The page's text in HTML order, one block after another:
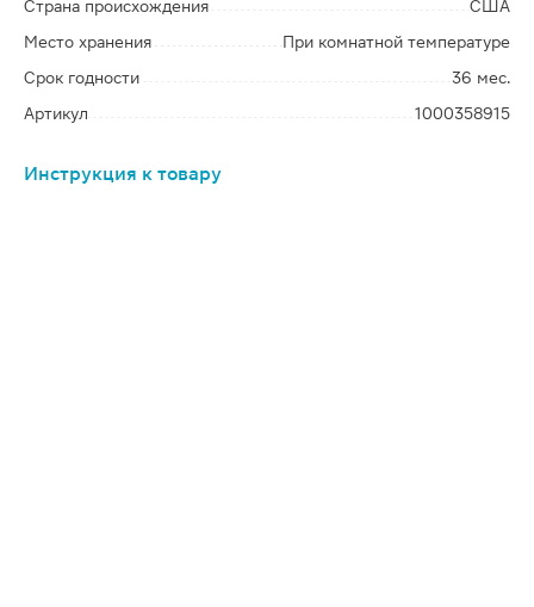
Страна происхождения
США
Место хранения
При комнатной температуре
Срок годности
36 мес.
Артикул
1000358915
Инструкция к товару